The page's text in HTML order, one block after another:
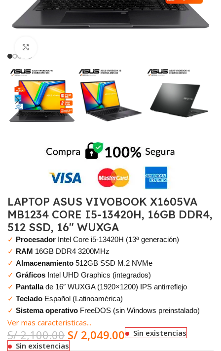
LAPTOP ASUS VIVOBOOK X1605VA
MB1234 CORE I5-13420H, 16GB DDR4,
512 SSD, 16″ WUXGA
✓ Procesador Intel Core i5-13420H (13ª generación)
✓ RAM 16GB DDR4 3200MHz
✓ Almacenamiento 512GB SSD M.2 NVMe
✓ Gráficos Intel UHD Graphics (integrados)
✓ Pantallade 16″ WUXGA (1920×1200) IPS antirreflejo
✓ Teclado Español (Latinoamérica)
✓ Sistema operativo FreeDOS (sin Windows preinstalado)
Ver mas caracteristicas...
S/2,100.00 S/ 2,049.00
Sin existencias
Sin existencias